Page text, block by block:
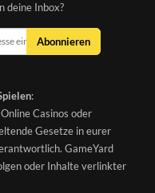
deine Inbox?
Abonnieren
:
Casinos oder
Gesetze in eurer
GameYard
oder Inhalte verlinkter